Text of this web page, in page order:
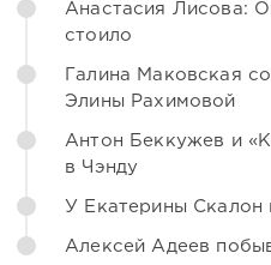
Анастасия Лисова:
стоило
Галина Маковская
Элины Рахимовой
Антон Беккужев и
в Чэнду
У Екатерины
Алексей Адеев